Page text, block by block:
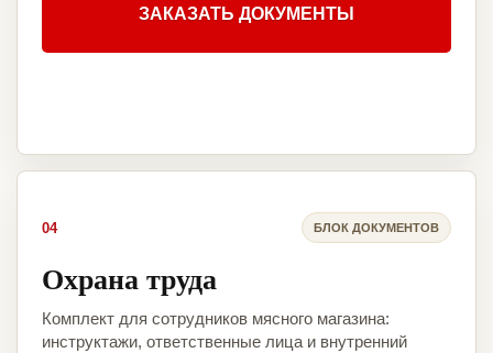
ЗАКАЗАТЬ ДОКУМЕНТЫ
04 БЛОК ДОКУМЕНТОВ
Охрана труда
Комплект для сотрудников мясного магазина:
инструктажи, ответственные лица и внутренний